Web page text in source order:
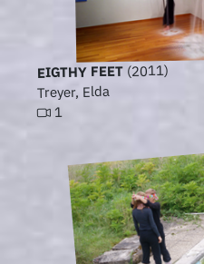
EIGTHY FEET(2011)
Treyer, Elda
1